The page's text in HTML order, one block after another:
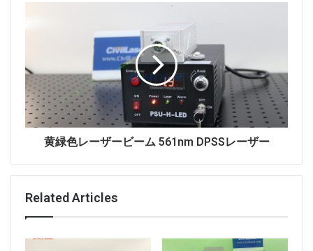
黄緑色レーザービーム 561nm DPSSレーザー
Related Articles